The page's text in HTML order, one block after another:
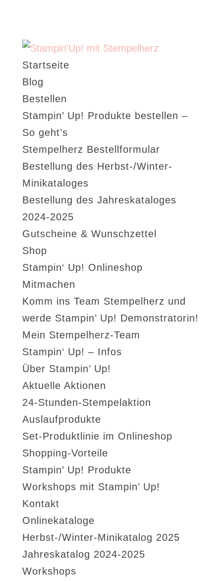
Startseite
Blog
Bestellen
Stampin’ Up! Produkte bestellen –
So geht’s
Stempelherz Bestellformular
Bestellung des Herbst-/Winter-
Minikataloges
Bestellung des Jahreskataloges
2024-2025
Gutscheine & Wunschzettel
Shop
Stampin‘ Up! Onlineshop
Mitmachen
Komm ins Team Stempelherz und
werde Stampin’ Up! Demonstratorin!
Mein Stempelherz-Team
Stampin‘ Up! – Infos
Über Stampin’ Up!
Aktuelle Aktionen
24-Stunden-Stempelaktion
Auslaufprodukte
Set-Produktlinie im Onlineshop
Shopping-Vorteile
Stampin’ Up! Produkte
Workshops mit Stampin’ Up!
Kontakt
Onlinekataloge
Herbst-/Winter-Minikatalog 2025
Jahreskatalog 2024-2025
Workshops